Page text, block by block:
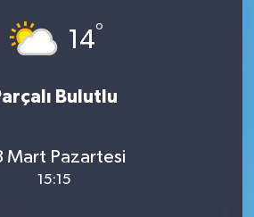
14°
Bulutlu
Mart Pazartesi
15:15